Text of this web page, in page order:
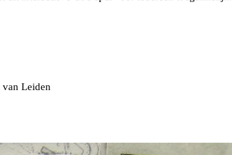
van Leiden